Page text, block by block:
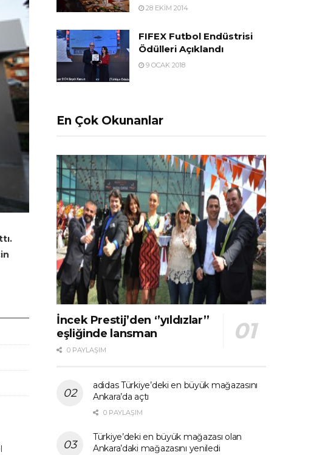
28 EKIM 2014
FIFEX Futbol Endüstrisi
Ödülleri Açıklandı
9 OCAK 2018
En Çok Okunanlar
İncek Prestij’den ‘’yıldızlar’’
eşliğinde lansman
0 PAYLAŞIM
adidas Türkiye’deki en büyük mağazasını
Ankara’da açtı
0 PAYLAŞIM
Türkiye’deki en büyük mağazası olan
Ankara’daki mağazasını yeniledi